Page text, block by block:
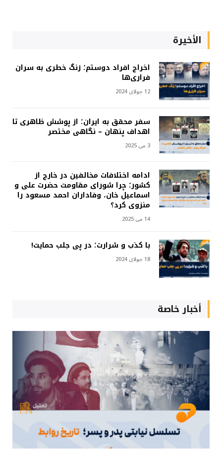
الأخيرة
اخراج افراد دوستم؛ زنگ خطری به سران
فراری‌ها
12 جولای 2024
سفر محقق به ایران؛ از پوشش ظاهری تا
اهداف پنهان – نگاهی مختصر
3 می 2025
ادامه اختلافات مخالفین در خارج از
کشور؛ چرا شورای مقاومت حضرت علی و
اسماعیل خان، وفاداران احمد مسعود را
منزوی کرد؟
14 می 2025
با کذب و شرارت؛ در پی جلب حمایت!
18 جولای 2024
أخبار خاصة